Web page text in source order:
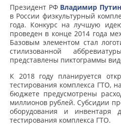
Президент РФ Владимир Путин
в России физкультурный
года. Конкурс на лучшую
проведен в конце 2014 года
Базовым элементом стал
стилизованной
представлены пиктограммы
К 2018 году планируется
тестирования комплекса ГТО,
бюджете предусмотрены
миллионов рублей. Субсидии
оборудования и инвентаря
тестирования комплекса ГТО.